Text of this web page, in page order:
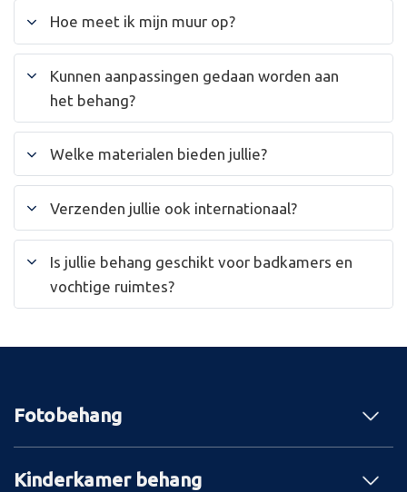
Hoe meet ik mijn muur op?
Kunnen aanpassingen gedaan worden aan
het behang?
Welke materialen bieden jullie?
Verzenden jullie ook internationaal?
Is jullie behang geschikt voor badkamers en
vochtige ruimtes?
Fotobehang
Kinderkamer behang